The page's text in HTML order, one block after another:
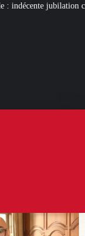
Affaire Lyhanna :